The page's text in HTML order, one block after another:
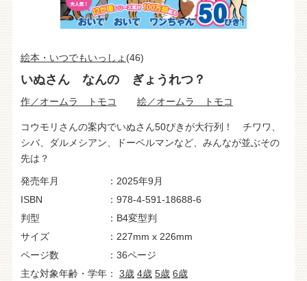
絵本・いつでもいっしょ (46)
いぬさん なんの ぎょうれつ？
作／オームラ トモコ 絵／オームラ トモコ
コウモリさんの案内でいぬさん50ぴきが大行列！ チワワ、
シバ、ダルメシアン、ドーベルマンなど、みんなが並ぶその
先は？
発売年月
2025年9月
ISBN
978-4-591-18688-6
判型
B4変型判
サイズ
227mm x 226mm
ページ数
36ページ
主な対象年齢・学年
3歳 4歳 5歳 6歳